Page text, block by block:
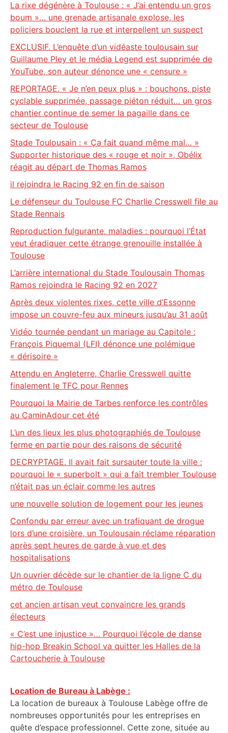
La rixe dégénère à Toulouse : « J’ai entendu un gros
boum »… une grenade artisanale explose, les
policiers bouclent la rue et interpellent un suspect
EXCLUSIF. L’enquête d’un vidéaste toulousain sur
Guillaume Pley et le média Legend est supprimée de
YouTube, son auteur dénonce une « censure »
REPORTAGE. « Je n’en peux plus » : bouchons, piste
cyclable supprimée, passage piéton réduit… un gros
chantier continue de semer la pagaille dans ce
secteur de Toulouse
Stade Toulousain : « Ça fait quand même mal… »
Supporter historique des « rouge et noir », Obélix
réagit au départ de Thomas Ramos
il rejoindra le Racing 92 en fin de saison
Le défenseur du Toulouse FC Charlie Cresswell file au
Stade Rennais
Reproduction fulgurante, maladies : pourquoi l’État
veut éradiquer cette étrange grenouille installée à
Toulouse
L’arrière international du Stade Toulousain Thomas
Ramos rejoindra le Racing 92 en 2027
Après deux violentes rixes, cette ville d’Essonne
impose un couvre-feu aux mineurs jusqu’au 31 août
Vidéo tournée pendant un mariage au Capitole :
François Piquemal (LFI) dénonce une polémique
« dérisoire »
Attendu en Angleterre, Charlie Cresswell quitte
finalement le TFC pour Rennes
Pourquoi la Mairie de Tarbes renforce les contrôles
au CaminAdour cet été
L’un des lieux les plus photographiés de Toulouse
ferme en partie pour des raisons de sécurité
DECRYPTAGE. Il avait fait sursauter toute la ville :
pourquoi le « superbolt » qui a fait trembler Toulouse
n’était pas un éclair comme les autres
une nouvelle solution de logement pour les jeunes
Confondu par erreur avec un trafiquant de drogue
lors d’une croisière, un Toulousain réclame réparation
après sept heures de garde à vue et des
hospitalisations
Un ouvrier décède sur le chantier de la ligne C du
métro de Toulouse
cet ancien artisan veut convaincre les grands
électeurs
« C’est une injustice »… Pourquoi l’école de danse
hip-hop Breakin School va quitter les Halles de la
Cartoucherie à Toulouse
Location de Bureau à Labège :
La location de bureaux à Toulouse Labège offre de
nombreuses opportunités pour les entreprises en
quête d’espace professionnel. Cette zone, située au